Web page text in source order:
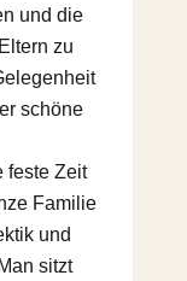
und die
zu
schöne
feste Zeit
Familie
und
sitzt